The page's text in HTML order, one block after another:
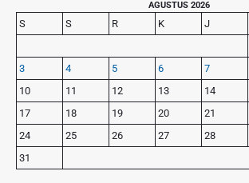
o
s
s
t
:
r
i
m
a
r
y
S
d
e
AGUSTUS 2026
S S R K J
3
4 5 6 7
10
11 12 13 14
17
18 19 20 21
24
25 26 27 28
31